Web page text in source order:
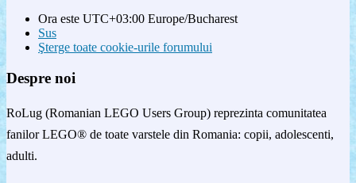
Ora este UTC+03:00 Europe/Bucharest
Sus
Şterge toate cookie-urile forumului
Despre noi
RoLug (Romanian LEGO Users Group) reprezinta comunitatea
fanilor LEGO® de toate varstele din Romania: copii, adolescenti,
adulti.